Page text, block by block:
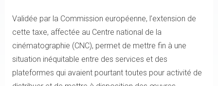
Validée par la Commission européenne, l’extension de
cette taxe, affectée au Centre national de la
cinématographie (CNC), permet de mettre fin à une
situation inéquitable entre des services et des
plateformes qui avaient pourtant toutes pour activité de